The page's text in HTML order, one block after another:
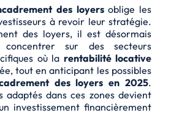
des loyersoblige les
à revoir leur stratégie.
des loyers, il est désormais
sur des secteurs
où la rentabilité locative
tout en anticipant les possibles
des loyers en 2025.
adaptés dans ces zones devient
investissement financièrement